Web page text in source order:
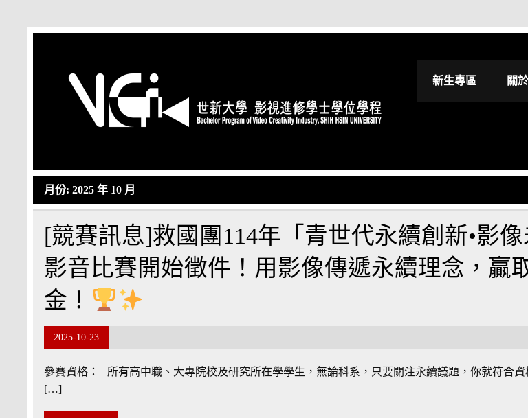
content
世新大
新生專區 關於
月份:2025 年 10 月
[競賽訊息]救國團114年「青世代永續創新•影
影音比賽開始徵件！用影像傳遞永續理念，贏
金！
2025-10-23
參賽資格： 所有高中職、大專院校及研究所在學學生，無論科系，只要關注永續議題，你就符合資
[…]